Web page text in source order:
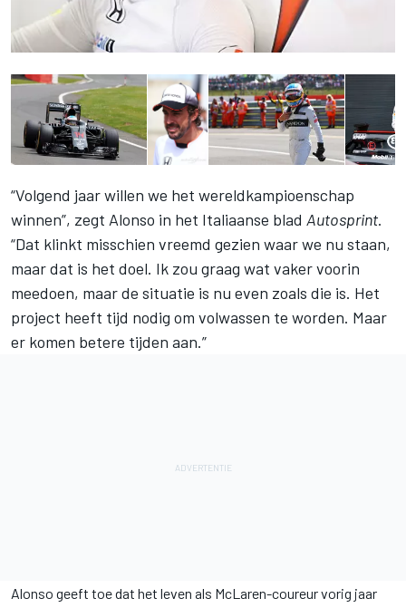
“Volgend jaar willen we het wereldkampioenschap
winnen”, zegt Alonso in het Italiaanse blad Autosprint.
“Dat klinkt misschien vreemd gezien waar we nu staan,
maar dat is het doel. Ik zou graag wat vaker voorin
meedoen, maar de situatie is nu even zoals die is. Het
project heeft tijd nodig om volwassen te worden. Maar
er komen betere tijden aan.”
Alonso geeft toe dat het leven als McLaren-coureur vorig jaar